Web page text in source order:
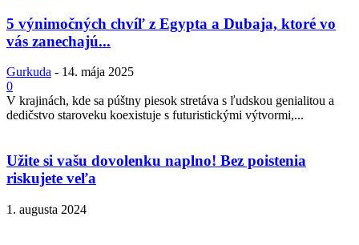
5 výnimočných chvíľ z Egypta a Dubaja, ktoré vo
vás zanechajú...
Gurkuda - 14. mája 2025
0
V krajinách, kde sa púštny piesok stretáva s ľudskou genialitou a
dedičstvo staroveku koexistuje s futuristickými výtvormi,...
Užite si vašu dovolenku naplno! Bez poistenia
riskujete veľa
1. augusta 2024